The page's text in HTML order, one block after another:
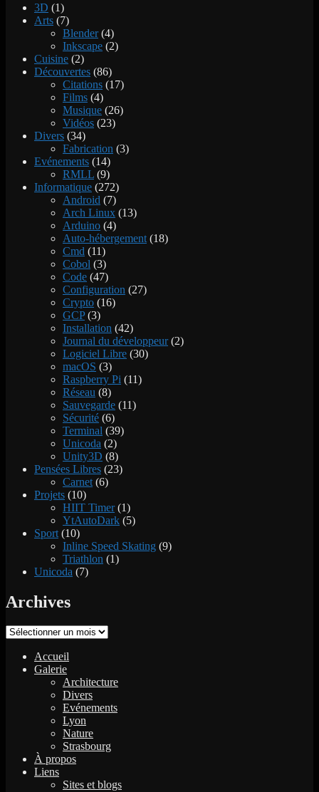
3D (1)
Arts (7)
Blender(4)
Inkscape (2)
Cuisine (2)
Découvertes (86)
Citations (17)
Films (4)
Musique (26)
Vidéos (23)
Divers (34)
Fabrication (3)
Evénements (14)
RMLL (9)
Informatique (272)
Android (7)
Arch Linux (13)
Arduino (4)
Auto-hébergement (18)
Cmd (11)
Cobol (3)
Code (47)
Configuration (27)
Crypto (16)
GCP(3)
Installation (42)
Journal du développeur(2)
Logiciel Libre (30)
macOS (3)
Raspberry Pi (11)
Réseau (8)
Sauvegarde (11)
Sécurité (6)
Terminal (39)
Unicoda (2)
Unity3D (8)
Pensées Libres (23)
Carnet (6)
Projets (10)
HIIT Timer(1)
YtAutoDark (5)
Sport (10)
Inline Speed Skating (9)
Triathlon (1)
Unicoda (7)
Archives
Archives
Accueil
Galerie
Architecture
Divers
Evénements
Lyon
Nature
Strasbourg
À propos
Liens
Sites et blogs